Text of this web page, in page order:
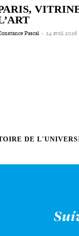
Pascal - 24 avril 2026
DE